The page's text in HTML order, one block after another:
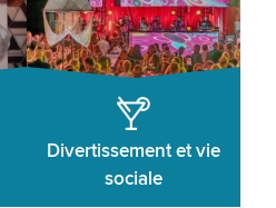
Divertissement et vie
sociale